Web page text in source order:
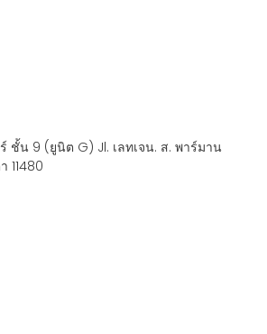
ชั้น 9 (ยูนิต G) Jl. เลทเจน. ส. พาร์มาน
11480